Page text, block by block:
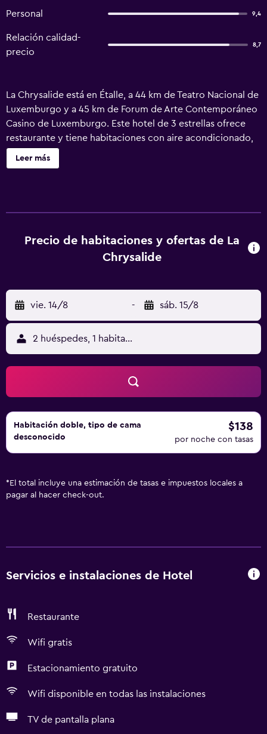
Personal 9,4
Relación calidad-
precio
8,7
La Chrysalide está en Étalle, a 44 km de Teatro Nacional de
Luxemburgo y a 45 km de Forum de Arte Contemporáneo
Casino de Luxemburgo. Este hotel de 3 estrellas ofrece
restaurante y tiene habitaciones con aire acondicionado,
wifi gratis y baño privado. Este alojamiento libre de humo
se encuentra a 50 km de Estación de tren de Luxemburgo.
practicar actividades en Étalle y alrededores, como
senderismo y ciclismo. Place d'Armes está a 45 km del
Leer más
Precio de habitaciones y ofertas de La
Chrysalide
vie. 14/8 - sáb. 15/8
2 huéspedes, 1 habitación
Habitación doble, tipo de cama
desconocido
$138
por noche con tasas
* El total incluye una estimación de tasas e impuestos locales a
pagar al hacer check-out.
Servicios e instalaciones de Hotel
Restaurante
Wifi gratis
Estacionamiento gratuito
Wifi disponible en todas las instalaciones
TV de pantalla plana